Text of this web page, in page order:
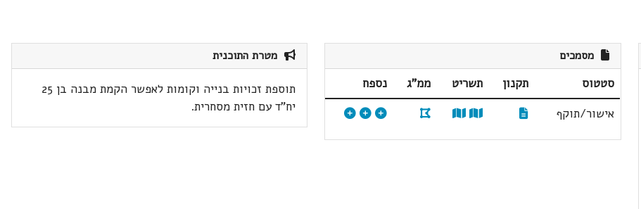
מסמכים
סטטוס תקנון תשריט ממ"ג
נספח
אישור/תוקף
מטרת התוכנית
תוספת זכויות בנייה וקומות לאפשר הקמת מבנה בן 25
יח"ד עם חזית מסחרית.